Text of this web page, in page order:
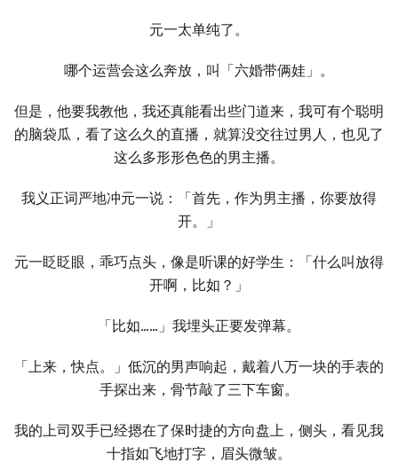
元⼀太单纯了。
哪个运营会这么奔放，叫「六婚带俩娃」。
但是，他要我教他，我还真能看出些门道来，我可有个聪明
的脑袋瓜，看了这么久的直播，就算没交往过男⼈，也见了
这么多形形色色的男主播。
我义正词严地冲元⼀说：「首先，作为男主播，你要放得
开。」
元⼀眨眨眼，乖巧点头，像是听课的好学⽣：「什么叫放得
开啊，比如？」
「比如……」我埋头正要发弹幕。
「上来，快点。」低沉的男声响起，戴着八万⼀块的手表的
手探出来，骨节敲了三下车窗。
我的上司双手已经摁在了保时捷的方向盘上，侧头，看见我
十指如飞地打字，眉头微皱。